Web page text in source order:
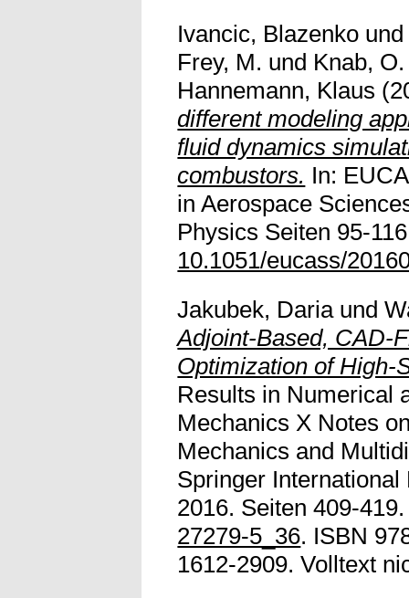
Ivancic, Blazenko
Frey, M. und Knab, O.
Hannemann, Klaus
different modeling
fluid dynamics
combustors. In:
in Aerospace
Physics Seiten 95-
10.1051/eucass/
Jakubek, Dariaund
Adjoint-Based, CAD-
Optimization of High-
Results in Numerical
Mechanics X Notes
Mechanics and
Springer
2016. Seiten 409-
27279-5_36. ISBN
1612-2909. Volltext